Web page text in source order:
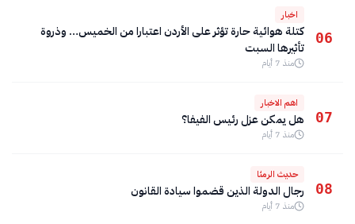
06
اخبار
كتلة هوائية حارة تؤثر على الأردن اعتبارا من الخميس… وذروة
تأثيرها السبت
منذ 7 أيام
07
اهم الاخبار
هل يمكن عزل رئيس الفيفا؟
منذ 7 أيام
08
حديث الرمثا
رجال الدولة الذين قضموا سيادة القانون
منذ 7 أيام